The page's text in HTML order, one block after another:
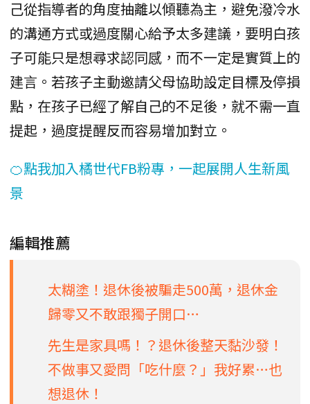
己從指導者的角度抽離以傾聽為主，避免潑冷水
的溝通方式或過度關心給予太多建議，要明白孩
子可能只是想尋求認同感，而不一定是實質上的
建言。若孩子主動邀請父母協助設定目標及停損
點，在孩子已經了解自己的不足後，就不需一直
提起，過度提醒反而容易增加對立。
🍊點我加入橘世代FB粉專，一起展開人生新風
景
編輯推薦
太糊塗！退休後被騙走500萬，退休金
歸零又不敢跟獨子開口…
先生是家具嗎！？退休後整天黏沙發！
不做事又愛問「吃什麼？」我好累…也
想退休！